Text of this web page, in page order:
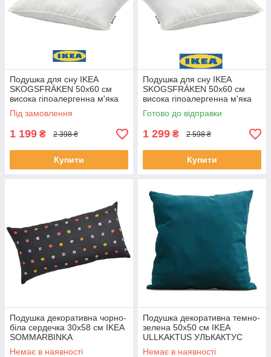
Подушка для сну IKEA
SKOGSFRÄKEN 50x60 см
висока гіпоалергенна м'яка
біла ІКЕА СКОГСФРЕКЕН
504.605.27
Під замовлення
1 199 ₴ 2 398 ₴
Купити
Подушка для сну IKEA
SKOGSFRÄKEN 50x60 см
висока гіпоалергенна м'яка
біла ІКЕА СКОГСФРЕКЕН
106.271.95
Готово до відправки
1 299 ₴ 2 598 ₴
Купити
Подушка декоративна чорно-
біла сердечка 30x58 см IKEA
SOMMARBINKA
СОММАРБІНКА ІКЕА
Немає в наявності
Подушка декоративна темно-
зелена 50x50 см IKEA
ULLKAKTUS УЛЬКАКТУС
ІКЕА
Немає в наявності